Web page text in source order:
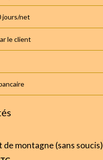
jours/net
le client
de montagne (sans soucis)